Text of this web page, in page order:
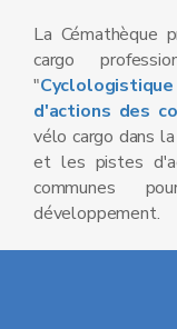
La Cémathèque
cargo
"
d'actions des
vélo cargo dans
et les pistes
communes
développement.